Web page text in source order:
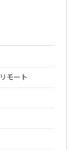
モート